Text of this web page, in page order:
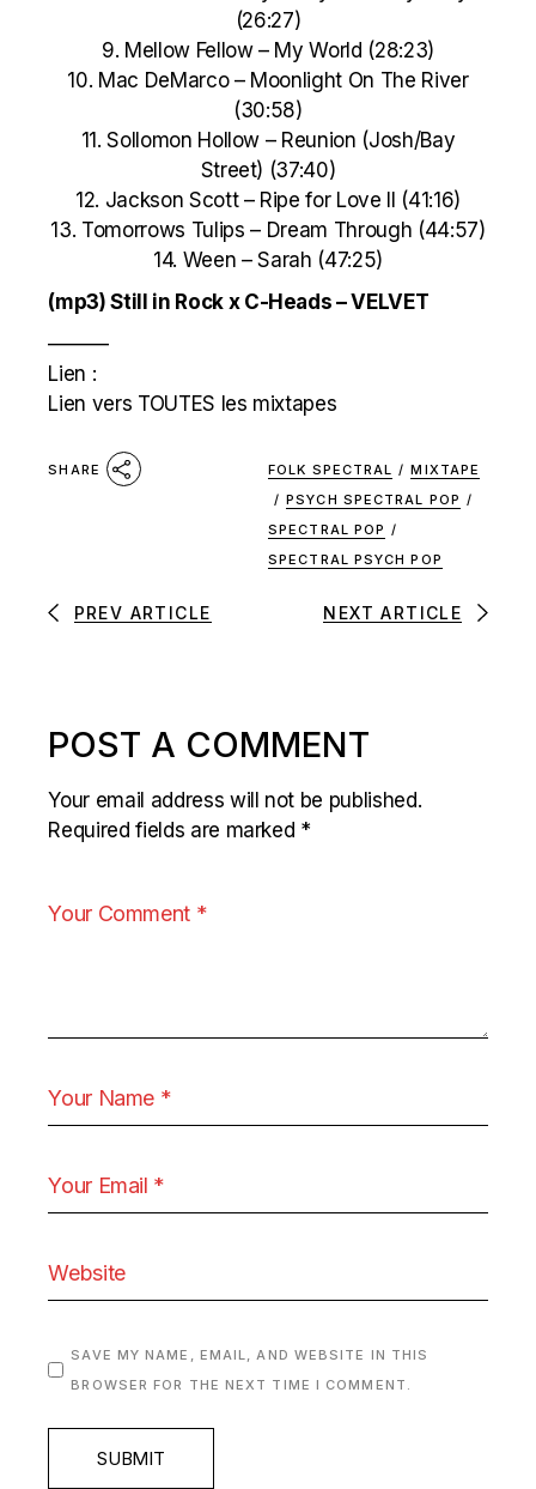
(26:27)
9. Mellow Fellow – My World (28:23)
10. Mac DeMarco – Moonlight On The River
(30:58)
11. Sollomon Hollow – Reunion (Josh/Bay
Street) (37:40)
12. Jackson Scott – Ripe for Love II (41:16)
13. Tomorrows Tulips – Dream Through (44:57)
14. Ween – Sarah (47:25)
(mp3)Still in Rock x C-Heads – VELVET
———
Lien :
Lien vers TOUTES les mixtapes
SHARE FOLK SPECTRAL / MIXTAPE
/ PSYCH SPECTRAL POP /
SPECTRAL POP /
SPECTRAL PSYCH POP
PREV ARTICLE NEXT ARTICLE
POST A COMMENT
Your email address will not be published.
Required fields are marked *
SAVE MY NAME, EMAIL, AND WEBSITE IN THIS
BROWSER FOR THE NEXT TIME I COMMENT.
SUBMIT